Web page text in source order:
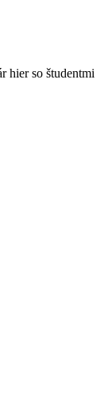
hier so študentmi